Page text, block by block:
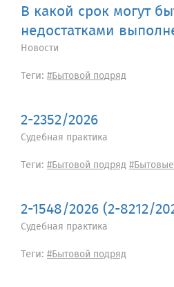
В какой срок могут
недостатками
Новости
Теги: #Бытовой подряд
2-2352/2026
Судебная практика
Теги: #Бытовой подряд
2-1548/2026 (2-8212/
Судебная практика
Теги: #Бытовой подряд